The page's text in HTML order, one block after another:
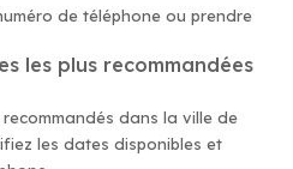
de téléphone ou prendre
les plus recommandées
dans la ville de
les dates disponibles et